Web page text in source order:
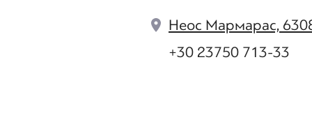
Неос Мармарас,
+30 23750 713-33